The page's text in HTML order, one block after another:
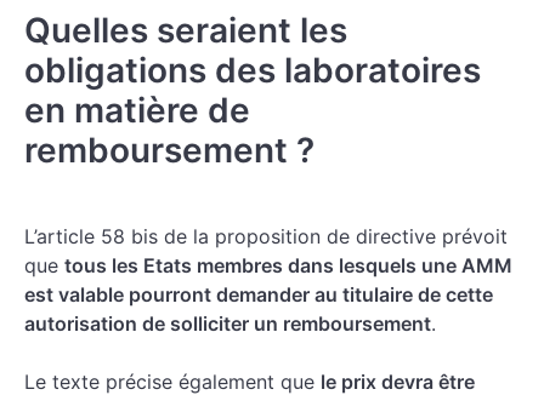
Quelles seraient les
obligations des laboratoires
en matière de
remboursement ?
L’article 58 bis de la proposition de directive prévoit
que tous les Etats membres dans lesquels une AMM
est valable pourront demander au titulaire de cette
autorisation de solliciter un remboursement.
Le texte précise également que le prix devra être